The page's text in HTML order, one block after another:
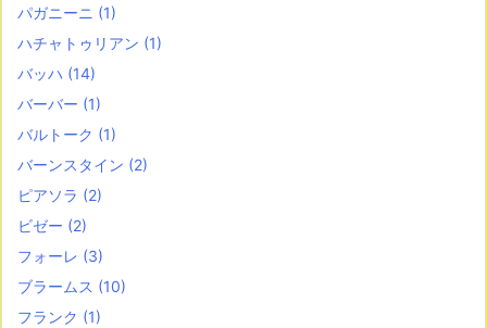
パガニーニ (1)
ハチャトゥリアン (1)
バッハ (14)
バーバー (1)
バルトーク (1)
バーンスタイン (2)
ピアソラ (2)
ビゼー (2)
フォーレ (3)
ブラームス (10)
フランク (1)